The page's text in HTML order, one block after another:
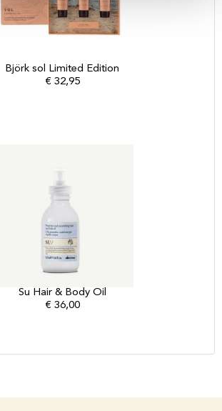
Björk sol Limited Edition
€32,95
Su Hair & Body Oil
€36,00